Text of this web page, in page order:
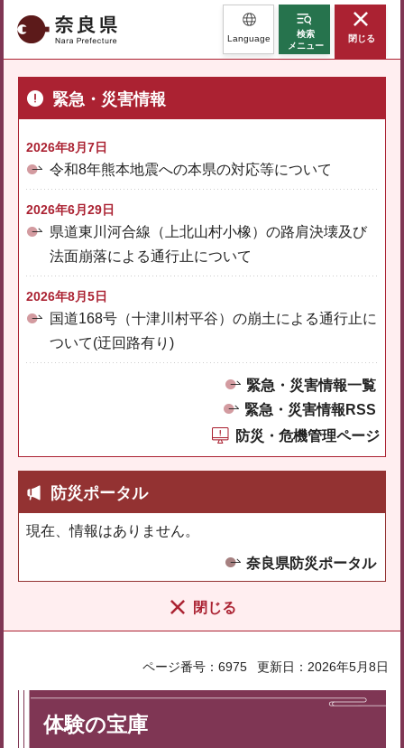
奈良県 Language
検索
メニュー
閉じる
緊急・災害情報
2026年8月7日
令和8年熊本地震への本県の対応等について
2026年6月29日
県道東川河合線（上北山村小橡）の路肩決壊及び
法面崩落による通行止について
2026年8月5日
国道168号（十津川村平谷）の崩土による通行止に
ついて(迂回路有り)
緊急・災害情報一覧
緊急・災害情報RSS
防災・危機管理ページ
防災ポータル
現在、情報はありません。
奈良県防災ポータル
閉じる
ページ番号：6975 更新日：2026年5月8日
体験の宝庫